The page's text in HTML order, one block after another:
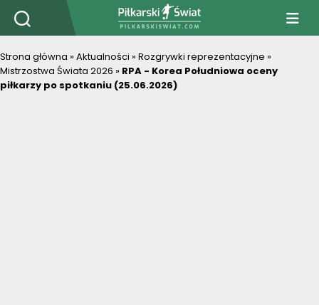
PiłkarskiSwiat.com
Strona główna »Aktualności »Rozgrywki reprezentacyjne »
Mistrzostwa Świata 2026 » RPA - Korea Południowa oceny
piłkarzy po spotkaniu (25.06.2026)